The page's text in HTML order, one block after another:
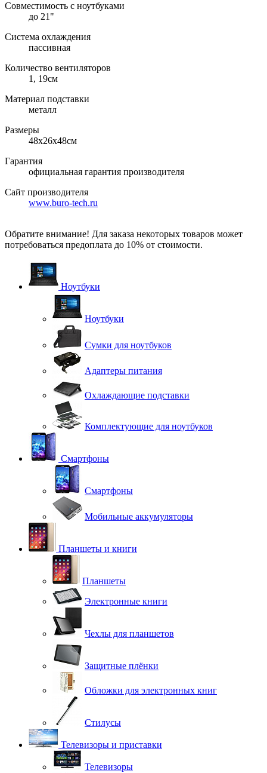
Совместимость с ноутбуками
до 21"
Система охлаждения
пассивная
Количество вентиляторов
1, 19см
Материал подставки
металл
Размеры
48x26x48см
Гарантия
официальная гарантия производителя
Сайт производителя
www.buro-tech.ru
Обратите внимание! Для заказа некоторых товаров может
потребоваться предоплата до 10% от стоимости.
Ноутбуки
Ноутбуки
Сумки для ноутбуков
Адаптеры питания
Охлаждающие подставки
Комплектующие для ноутбуков
Смартфоны
Смартфоны
Мобильные аккумуляторы
Планшеты и книги
Планшеты
Электронные книги
Чехлы для планшетов
Защитные плёнки
Обложки для электронных книг
Стилусы
Телевизоры и приставки
Телевизоры